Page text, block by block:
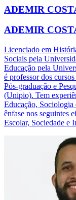
ADEMIR
ADEMIR
Licenciado em
Sociais pela
Educação pela
é professor dos
Pós-graduação e
(Unipio). Tem
Educação,
ênfase nos seguintes
Escolar, Sociedade e